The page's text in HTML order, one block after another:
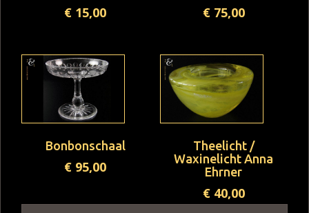
€ 15,00 €75,00
Bonbonschaal
€ 95,00
Theelicht /
Waxinelicht Anna
Ehrner
€40,00